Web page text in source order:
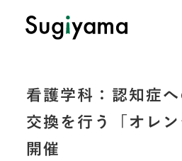
看護学科：認知症
交換を行う「オレ
開催